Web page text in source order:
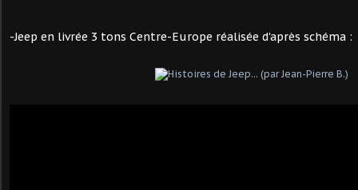
-Jeep en livrée 3 tons Centre-Europe réalisée d'après schéma :